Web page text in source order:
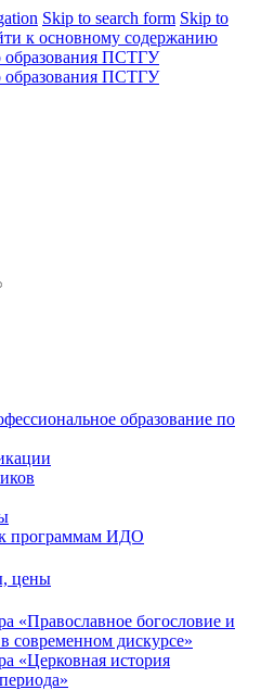
Skip to search form Skip to
к основному содержанию
образование по
к программам ИДО
цены
«Православное богословие и
современном дискурсе»
«Церковная история